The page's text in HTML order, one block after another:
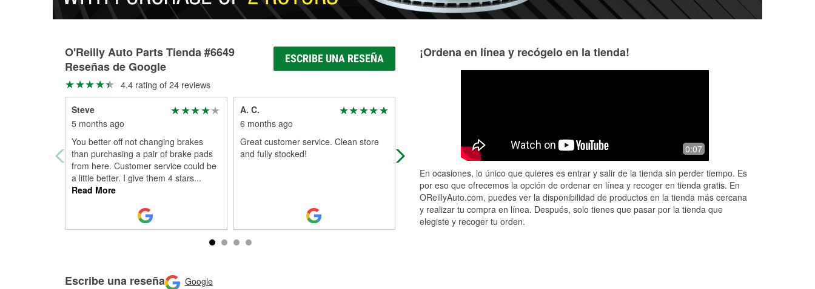
O'Reilly Auto Parts Tienda #6649
Reseñas de Google
ESCRIBE UNA RESEÑA
4.4 rating of 24 reviews
Steve
5 months ago
You better off not changing brakes
than purchasing a pair of brake pads
from here. Customer service could be
a little better. I give them 4 stars...
Read More
A. C.
6 months ago
Great customer service. Clean store
and fully stocked!
Needed a battery replacement at 7pm.
Called Autozone and they said they
O’Reilly and they said come right in....
Read More
So convient everyone here is very
knowledgeable and quick to attend
Joleen,mimi,Mo and liz 2nd time here
and meet Phi...Read More
Escribe una reseña Google
¡Ordena en línea y recógelo en la tienda!
0:07
En ocasiones, lo único que quieres es entrar y salir de la tienda sin perder tiempo. Es
por eso que ofrecemos la opción de ordenar en línea y recoger en tienda gratis. En
OReillyAuto.com, puedes ver la disponibilidad de productos en la tienda más cercana
y realizar tu compra en línea. Después, solo tienes que pasar por la tienda que
elegiste y recoger tu orden.